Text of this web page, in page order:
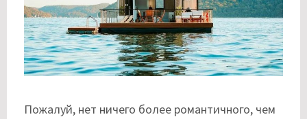
Пожалуй, нет ничего более романтичного, чем